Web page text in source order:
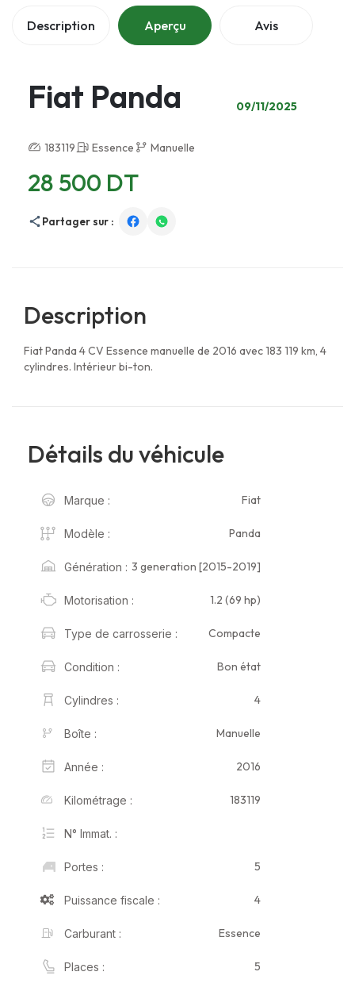
Description Aperçu Avis
Fiat Panda 09/11/2025
183119 Essence Manuelle
28 500 DT
Partager sur :
Description
Fiat Panda 4 CV Essence manuelle de 2016 avec 183 119 km, 4
cylindres. Intérieur bi-ton.
Détails du véhicule
Marque : Fiat
Modèle : Panda
Génération : 3 generation [2015-2019]
Motorisation : 1.2 (69 hp)
Type de carrosserie : Compacte
Condition : Bon état
Cylindres : 4
Boîte : Manuelle
Année : 2016
Kilométrage : 183119
N° Immat. :
Portes : 5
Puissance fiscale : 4
Carburant : Essence
Places : 5